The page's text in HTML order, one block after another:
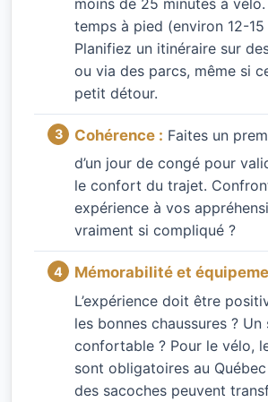
temps à pied (environ 12-
Planifiez un itinéraire sur
ou via des parcs, même si
petit détour.
Cohérence : Faites un
d’un jour de congé pour
le confort du trajet.
expérience à vos
vraiment si compliqué ?
Mémorabilité et
L’expérience doit être
les bonnes chaussures ? Un
confortable ? Pour le vélo,
sont obligatoires au
des sacoches peuvent